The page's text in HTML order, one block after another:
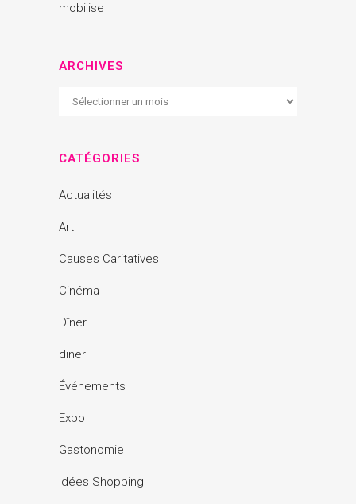
mobilise
ARCHIVES
Archives
CATÉGORIES
Actualités
Art
Causes Caritatives
Cinéma
Dîner
diner
Événements
Expo
Gastonomie
Idées Shopping